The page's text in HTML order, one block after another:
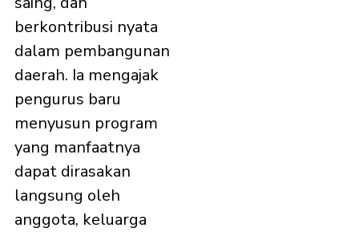
berkontribusi nyata
dalam pembangunan
daerah. Ia mengajak
pengurus baru
menyusun program
yang manfaatnya
dapat dirasakan
langsung oleh
anggota, keluarga